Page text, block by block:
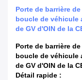
Porte de barrière
boucle de véhicule
de GV d'OIN de la
Porte de barrière
boucle de véhicule
de GV d'OIN de la
Détail rapide :